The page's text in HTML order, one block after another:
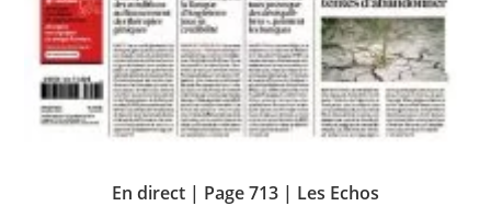
En direct | Page 713 | Les Echos